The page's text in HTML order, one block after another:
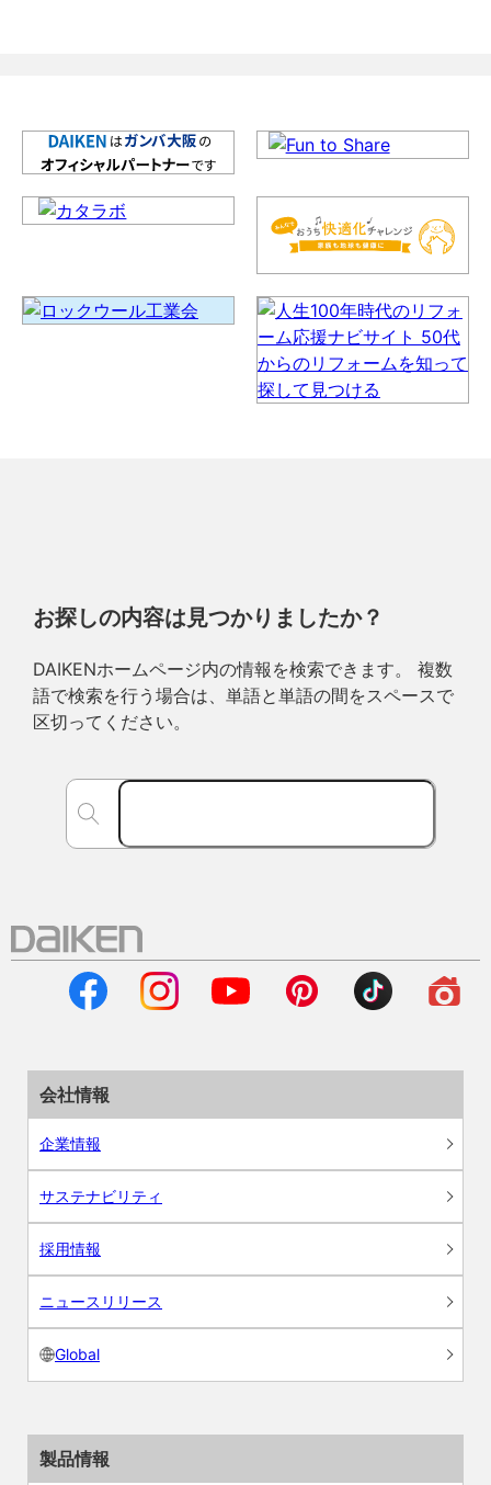
お探しの内容は見つかりましたか？
DAIKENホームページ内の情報を検索できます。 複数
語で検索を行う場合は、単語と単語の間をスペースで
区切ってください。
会社情報
企業情報
サステナビリティ
採用情報
ニュースリリース
Global
製品情報